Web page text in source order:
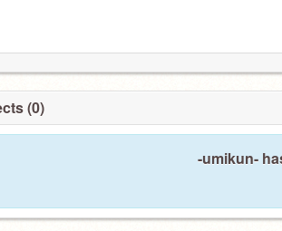
umi_stmr
(0)
-umikun-